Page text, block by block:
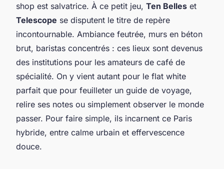
shop est salvatrice. À ce petit jeu, Ten Belles et
Telescope se disputent le titre de repère
incontournable. Ambiance feutrée, murs en béton
brut, baristas concentrés : ces lieux sont devenus
des institutions pour les amateurs de café de
spécialité. On y vient autant pour le flat white
parfait que pour feuilleter un guide de voyage,
relire ses notes ou simplement observer le monde
passer. Pour faire simple, ils incarnent ce Paris
hybride, entre calme urbain et effervescence
douce.